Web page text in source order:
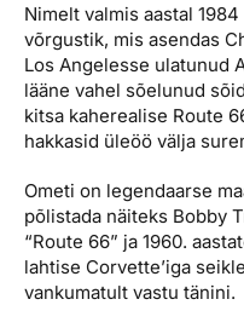
Nimelt valmis aastal
võrgustik, mis asendas
Los Angelesse ulatunud
lääne vahel sõelunud
kitsa kaherealise Route
hakkasid üleöö välja
Ometi on legendaarse
põlistada näiteks Bobby
“Route 66” ja 1960.
lahtise Corvette’iga
vankumatult vastu tänini.